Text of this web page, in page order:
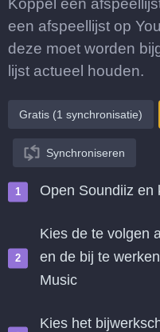
Koppel een
een afspeellijst op
deze moet worden
lijst actueel houden.
Gratis (1 synchronisatie)
Synchroniseren
Open Soundiiz en
Kies de te volgen
en de bij te
Music
Kies het